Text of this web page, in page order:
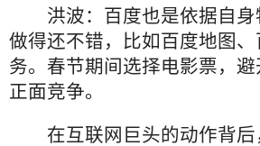
洪波：百度也是依据自
做得还不错，比如百度地图
务。春节期间选择电影票，
正面竞争。
在互联网巨头的动作背